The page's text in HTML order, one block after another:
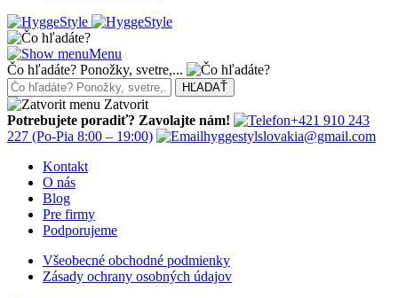
Menu
Čo hľadáte? Ponožky, svetre,...
Zatvorit
Potrebujete poradiť? Zavolajte nám!
+421 910 243
227 (Po-Pia 8:00 – 19:00)
hyggestylslovakia@gmail.com
Kontakt
O nás
Blog
Pre firmy
Podporujeme
Všeobecné obchodné podmienky
Zásady ochrany osobných údajov